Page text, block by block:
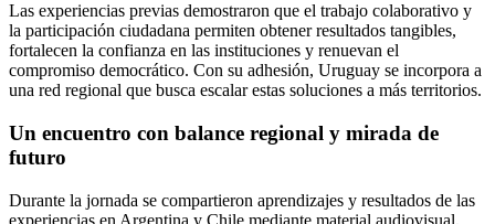
Las experiencias previas demostraron que el trabajo colaborativo y
la participación ciudadana permiten obtener resultados tangibles,
fortalecen la confianza en las instituciones y renuevan el
compromiso democrático. Con su adhesión, Uruguay se incorpora a
una red regional que busca escalar estas soluciones a más territorios.
Un encuentro con balance regional y mirada de
futuro
Durante la jornada se compartieron aprendizajes y resultados de las
experiencias en Argentina y Chile mediante material audiovisual,